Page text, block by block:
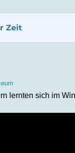
Zeit
lernten sich im